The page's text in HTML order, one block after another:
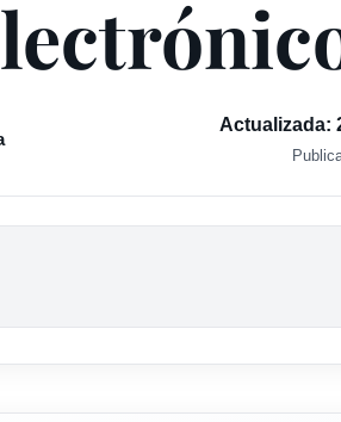
Actualizada: